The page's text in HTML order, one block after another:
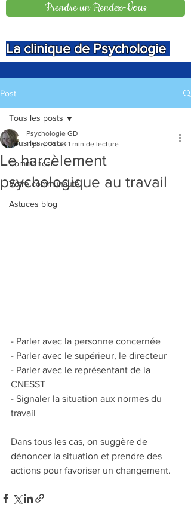
Prendre un Rendez-Vous
La clinique de Psychologie
Post
Tous les posts
Commencer
Votre communauté
Astuces blog
Tous les posts
Le harcèlement
psychologique au travail
Psychologie GD
11 janv. 2023 1 min de lecture
- Parler avec la personne concernée
- Parler avec le supérieur, le directeur
- Parler avec le représentant de la
CNESST
- Signaler la situation aux normes du
travail
Dans tous les cas, on suggère de
dénoncer la situation et prendre des
actions pour favoriser un changement.